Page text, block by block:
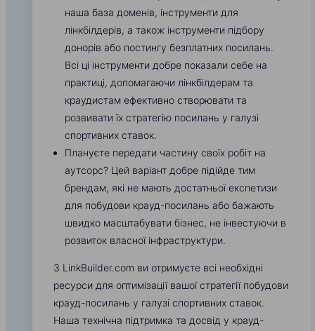
наша база доменів, інструменти для
лінкбілдерів, а також інструменти підбору
донорів або постингу безплатних посилань.
Всі ці інструменти добре показали себе на
практиці, допомагаючи лінкбілдерам та
краудистам ефективно створювати та
розвивати їх стратегію посилань у галузі
спортивних ставок.
Плануєте передати частину своїх робіт на
аутсорс? Цей варіант добре підійде тим
брендам, які не мають достатньої експетизи
для побудови крауд-посилань або бажають
швидко масштабувати бізнес, не інвестуючи в
розвиток власної інфраструктури.
З LinkBuilder.com ви отримуєте всі необхідні
ресурси для оптимізації вашої стратегії побудови
крауд-посилань у галузі спортивних ставок.
Наша технічна підтримка та досвід у крауд-